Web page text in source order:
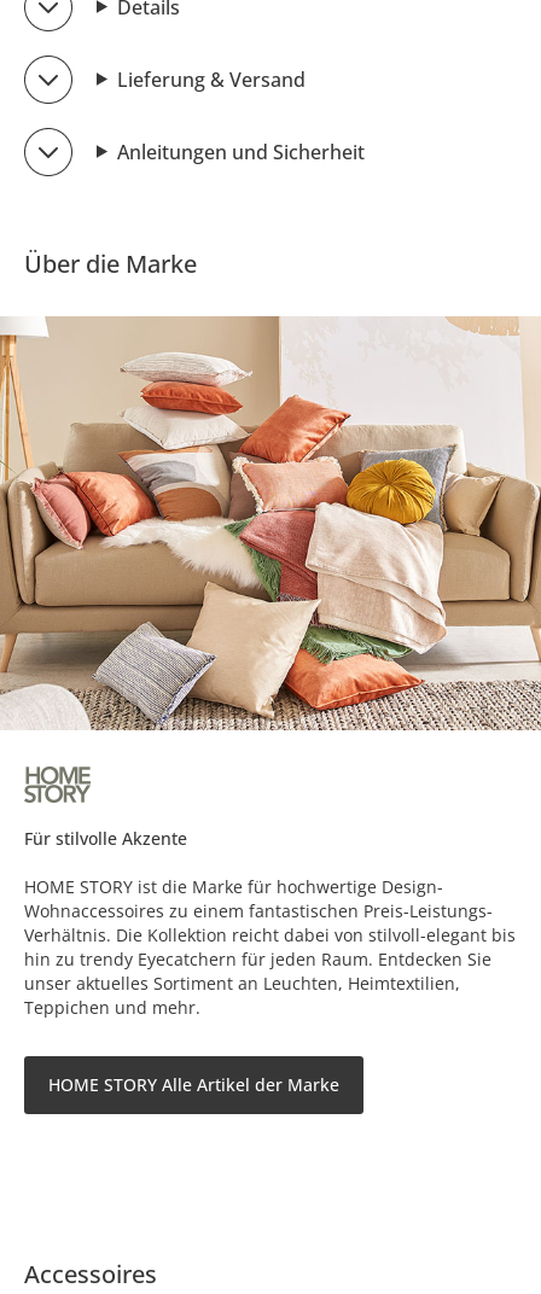
Details
Lieferung & Versand
Anleitungen und Sicherheit
Über die Marke
Für stilvolle Akzente
HOME STORY ist die Marke für hochwertige Design-
Wohnaccessoires zu einem fantastischen Preis-Leistungs-
Verhältnis. Die Kollektion reicht dabei von stilvoll-elegant bis
hin zu trendy Eyecatchern für jeden Raum. Entdecken Sie
unser aktuelles Sortiment an Leuchten, Heimtextilien,
Teppichen und mehr.
HOME STORY Alle Artikel der Marke
Accessoires